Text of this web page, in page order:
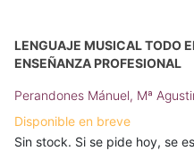
LENGUAJE MUSICAL TODO
ENSEÑANZA PROFESIONAL
Perandones Mánuel, Mª
Disponible en breve
Sin stock. Si se pide hoy, se